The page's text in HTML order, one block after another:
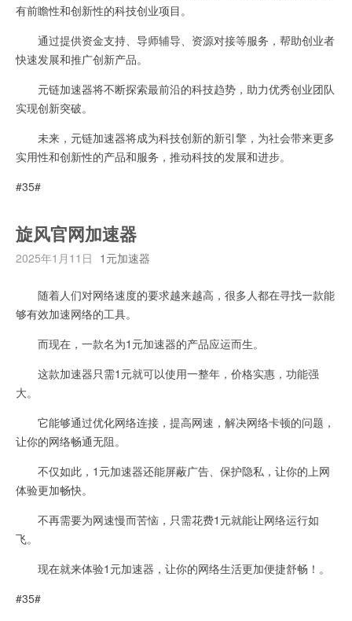
有前瞻性和创新性的科技创业项目。
通过提供资金支持、导师辅导、资源对接等服务，帮助创业者
快速发展和推广创新产品。
元链加速器将不断探索最前沿的科技趋势，助力优秀创业团队
实现创新突破。
未来，元链加速器将成为科技创新的新引擎，为社会带来更多
实用性和创新性的产品和服务，推动科技的发展和进步。
#35#
旋风官网加速器
2025年1月11日 1元加速器
随着人们对网络速度的要求越来越高，很多人都在寻找一款能
够有效加速网络的工具。
而现在，一款名为1元加速器的产品应运而生。
这款加速器只需1元就可以使用一整年，价格实惠，功能强
大。
它能够通过优化网络连接，提高网速，解决网络卡顿的问题，
让你的网络畅通无阻。
不仅如此，1元加速器还能屏蔽广告、保护隐私，让你的上网
体验更加畅快。
不再需要为网速慢而苦恼，只需花费1元就能让网络运行如
飞。
现在就来体验1元加速器，让你的网络生活更加便捷舒畅！。
#35#